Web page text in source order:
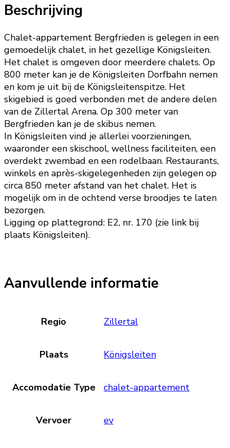
Beschrijving
Chalet-appartement Bergfrieden is gelegen in een
gemoedelijk chalet, in het gezellige Königsleiten.
Het chalet is omgeven door meerdere chalets. Op
800 meter kan je de Königsleiten Dorfbahn nemen
en kom je uit bij de Königsleitenspitze. Het
skigebied is goed verbonden met de andere delen
van de Zillertal Arena. Op 300 meter van
Bergfrieden kan je de skibus nemen.
In Königsleiten vind je allerlei voorzieningen,
waaronder een skischool, wellness faciliteiten, een
overdekt zwembad en een rodelbaan. Restaurants,
winkels en après-skigelegenheden zijn gelegen op
circa 850 meter afstand van het chalet. Het is
mogelijk om in de ochtend verse broodjes te laten
bezorgen.
Ligging op plattegrond: E2, nr. 170 (zie link bij
plaats Königsleiten).
Aanvullende informatie
Regio Zillertal
Plaats Königsleiten
Accomodatie Type chalet-appartement
Vervoer ev